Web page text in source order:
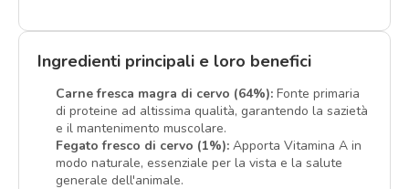
Ingredienti principali e loro benefici
Carne fresca magra di cervo (64%): Fonte primaria
di proteine ad altissima qualità, garantendo la sazietà
e il mantenimento muscolare.
Fegato fresco di cervo (1%): Apporta Vitamina A in
modo naturale, essenziale per la vista e la salute
generale dell'animale.